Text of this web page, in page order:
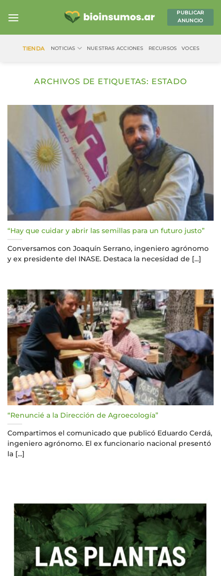
PUBLICAR
ANUNCIO
TIENDA NOTICIAS NUESTRAS ACCIONES RECURSOS VOCES
ARCHIVOS DE ETIQUETAS: ESTADO
“Hay que cuidar y abrir las semillas para un futuro justo”
Conversamos con Joaquín Serrano, ingeniero agrónomo
y ex presidente del INASE. Destaca la necesidad de [...]
“Renuncié a la Dirección de Agroecología”
Compartimos el comunicado que publicó Eduardo Cerdá,
ingeniero agrónomo. El ex funcionario nacional presentó
la [...]